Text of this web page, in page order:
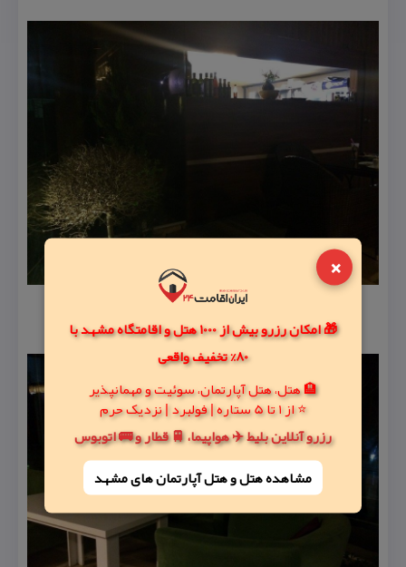
×
🎁 امکان رزرو بیش از 1000 هتل و اقامتگاه مشهد با
80% تخفیف واقعی
🏨 هتل، هتل آپارتمان، سوئیت و مهمانپذیر
⭐ از 1 تا 5 ستاره | فولبرد | نزدیک حرم
رزرو آنلاین بلیط ✈️ هواپیما، 🚆 قطار و 🚌 اتوبوس
مشاهده هتل و هتل‌ آپارتمان های مشهد